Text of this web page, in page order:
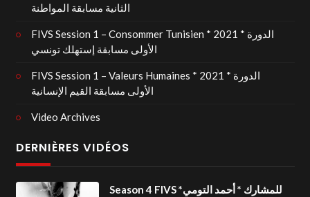
الثانية مسابقة المواطنة
FIVS Session 1 – Consommer Tunisien * 2021 * الدورة
الأولى مسابقة إستهلك تونسي
FIVS Session 1 – Valeurs Humaines * 2021 * الدورة
الأولى مسابقة القيم الإنسانية
Video Archives
DERNIÈRES VIDÉOS
Season 4 FIVS للمشارك * أحمد التومي*